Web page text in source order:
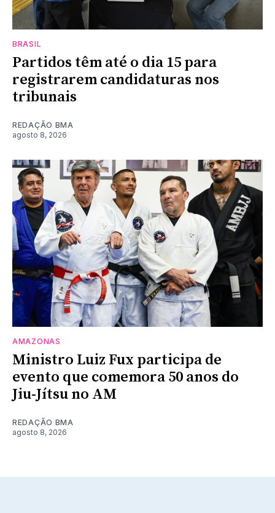
BRASIL
Partidos têm até o dia 15 para
registrarem candidaturas nos
tribunais
REDAÇÃO BMA
agosto 8, 2026
AMAZONAS
Ministro Luiz Fux participa de
evento que comemora 50 anos do
Jiu-Jítsu no AM
REDAÇÃO BMA
agosto 8, 2026